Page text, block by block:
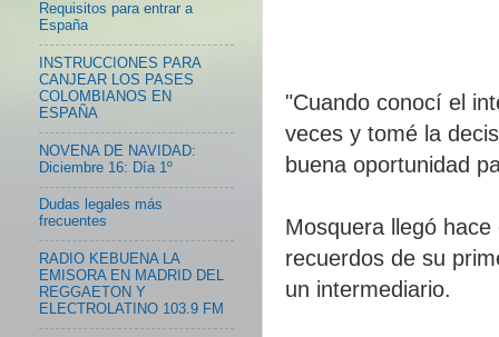
"Cuando conocí el
veces y tomé la
buena oportunidad
Mosquera llegó
recuerdos de su
un intermediario.
Requisitos para entrar a
España
INSTRUCCIONES PARA
CANJEAR LOS PASES
COLOMBIANOS EN
ESPAÑA
NOVENA DE NAVIDAD:
Diciembre 16: Día 1º
Dudas legales más
frecuentes
RADIO KEBUENA LA
EMISORA EN MADRID DEL
REGGAETON Y
ELECTROLATINO 103.9 FM